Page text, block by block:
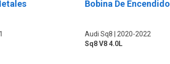
Bobina De Encendido
Audi Sq8
2020-2022
Sq8 V8 4.0L